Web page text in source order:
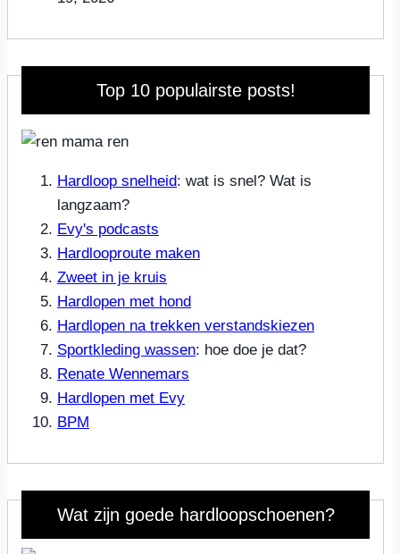
Top 10 populairste posts!
Hardloop snelheid: wat is snel? Wat is
langzaam?
Evy's podcasts
Hardlooproute maken
Zweet in je kruis
Hardlopen met hond
Hardlopen na trekken verstandskiezen
Sportkleding wassen: hoe doe je dat?
Renate Wennemars
Hardlopen met Evy
BPM
Wat zijn goede hardloopschoenen?